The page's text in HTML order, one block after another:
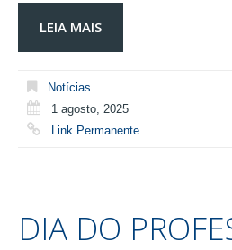
LEIA MAIS
Notícias
1 agosto, 2025
Link Permanente
DIA DO